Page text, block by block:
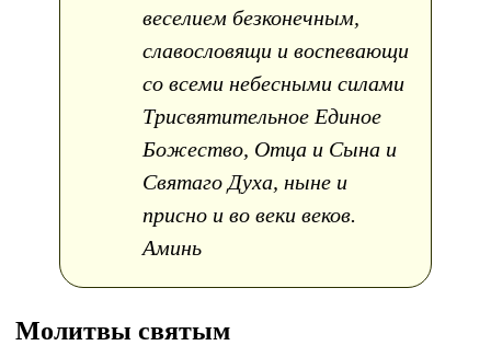
веселием безконечным,
славословящи и воспевающи
со всеми небесными силами
Трисвятительное Единое
Божество, Отца и Сына и
Святаго Духа, ныне и
присно и во веки веков.
Аминь
Молитвы святым